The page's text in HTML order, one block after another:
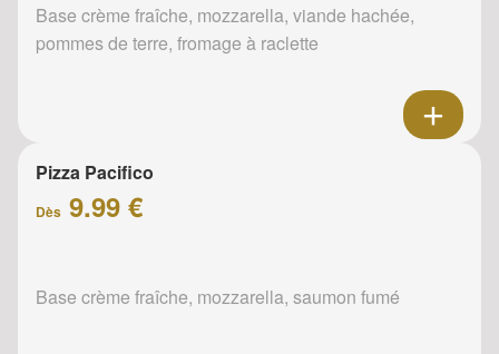
Base crème fraîche, mozzarella, viande hachée,
pommes de terre, fromage à raclette
Pizza Pacifico
Dès 9.99 €
Base crème fraîche, mozzarella, saumon fumé